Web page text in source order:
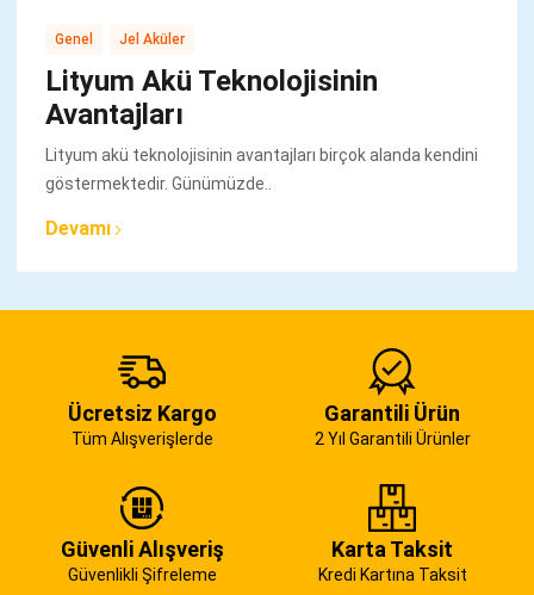
Genel Jel Aküler
Lityum Akü Teknolojisinin
Avantajları
Lityum akü teknolojisinin avantajları birçok alanda kendini
göstermektedir. Günümüzde..
Devamı
Ücretsiz Kargo
Tüm Alışverişlerde
Garantili Ürün
2 Yıl Garantili Ürünler
Güvenli Alışveriş
Güvenlikli Şifreleme
Karta Taksit
Kredi Kartına Taksit